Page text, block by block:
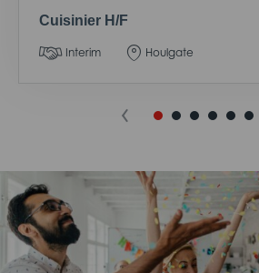
Cuisinier H/F
Interim Houlgate